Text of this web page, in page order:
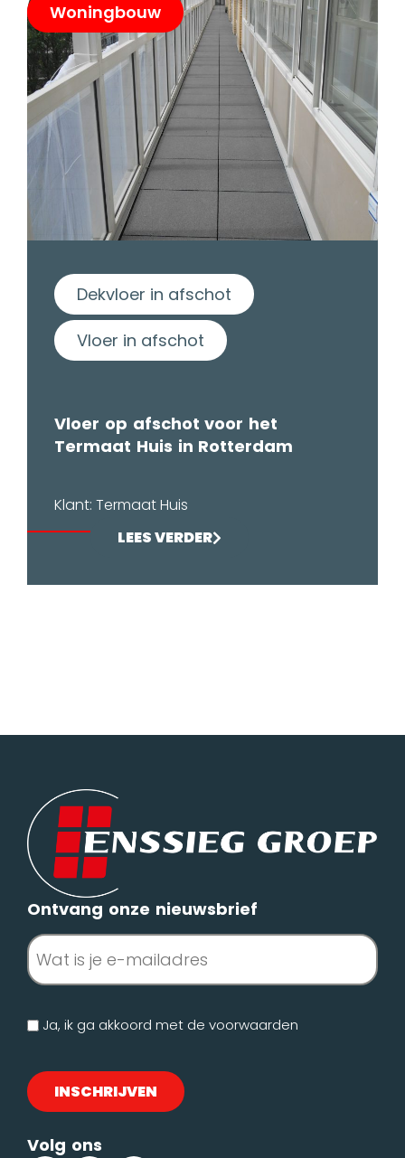
Woningbouw
Dekvloer in afschot
Vloer in afschot
Vloer op afschot voor het
Termaat Huis in Rotterdam
Klant: Termaat Huis
LEES VERDER
Ontvang onze nieuwsbrief
E-
mailadres
(Vereist)
Geen
Ja, ik ga akkoord met de voorwaarden
Volg ons